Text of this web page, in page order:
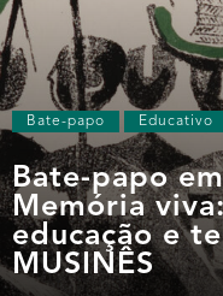
Bate-papo Educativo
Bate-papo
Memória
educação e
MUSINÊS